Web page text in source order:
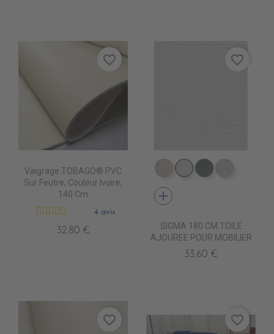
Vaigrage TOBAGO® PVC
Sur Feutre, Couleur Ivoire,
140 Cm
4 avis
32,80 €
favorite_border
DB0209 QUELCY
DB5001 BLANC
DB5003 ACIER
add
SIGMA 180 CM TOILE
AJOUREE POUR MOBILIER
33,60 €
favorite_border
favorite_border favorite_border